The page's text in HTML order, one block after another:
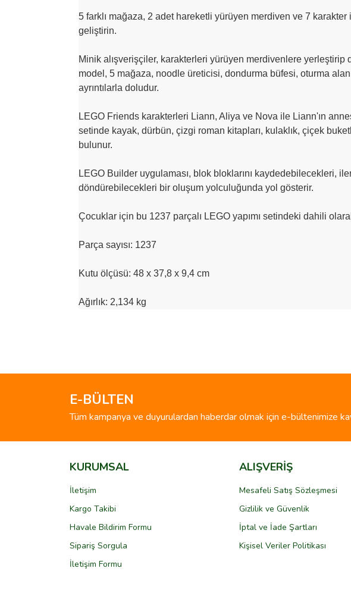
5 farklı mağaza, 2 adet hareketli yürüyen merdiven ve 7
geliştirin.
Minik alışverişçiler, karakterleri yürüyen merdivenlere yerleştirip
model, 5 mağaza, noodle üreticisi, dondurma büfesi, oturma
ayrıntılarla doludur.
LEGO Friends karakterleri Liann, Aliya ve Nova ile Liann'ın
setinde kayak, dürbün, çizgi roman kitapları, kulaklık, çiçek
bulunur.
LEGO Builder uygulaması, blok bloklarını kaydedebilecekleri,
döndürebilecekleri bir oluşum yolculuğunda yol gösterir.
Çocuklar için bu 1237 parçalı LEGO yapımı setindeki dahili
Parça sayısı: 1237
Kutu ölçüsü: 48 x 37,8 x 9,4 cm
Ağırlık: 2,134 kg
Ürün resmi kalitesiz, bozuk veya görüntülenemiyor.
Bu ürüne benzer farklı alternatifler olmalı.
E-BÜLTEN
Tüm kampanya ve duyurulardan haberdar olmak için e-bültenimize
KURUMSAL
İletişim
Kargo Takibi
Havale Bildirim Formu
Sipariş Sorgula
İletişim Formu
ALIŞVERİŞ
Mesafeli Satış Sözleşmesi
Gizlilik ve Güvenlik
İptal ve İade Şartları
Kişisel Veriler Politikası